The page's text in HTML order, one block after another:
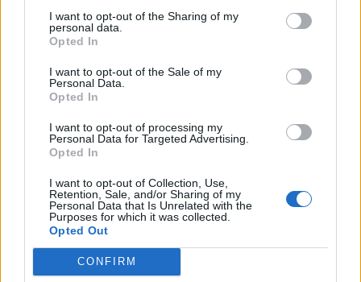
I want to opt-out of the Sharing of my
personal data.
Opted In
I want to opt-out of the Sale of my
Personal Data.
Opted In
I want to opt-out of processing my
Personal Data for Targeted Advertising.
Opted In
I want to opt-out of Collection, Use,
Retention, Sale, and/or Sharing of my
Personal Data that Is Unrelated with the
Purposes for which it was collected.
Opted Out
CONFIRM
Grâce à uncâble extensible pour la pêche sous-
marine– réglable en longueur pour s’adapter aux
voitures plus ou moins grandes – et des boucles
velcro, Sophie a créé son propre dispositif anti-oubli